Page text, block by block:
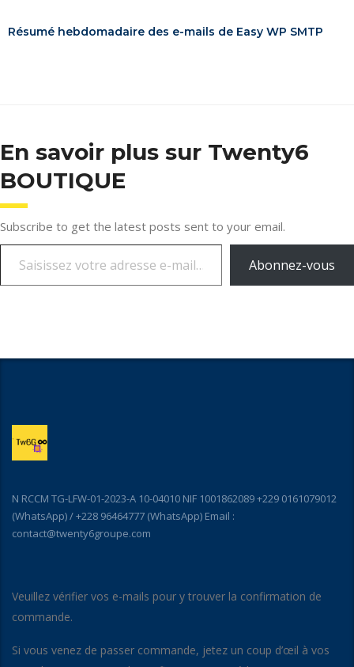
Résumé hebdomadaire des e-mails de Easy WP SMTP
En savoir plus sur Twenty6
BOUTIQUE
Subscribe to get the latest posts sent to your email.
Abonnez-vous
N RCCM TG-LFW-01-2023-A 10-04010 NIF 1001862089 +229 0161079012
(WhatsApp) / +228 96464777 (WhatsApp) Email :
contact@twenty6groupe.com
Veuillez vérifier vos e-mails pour y trouver la confirmation de
commande.
Si vous venez de passer commande, jetez un coup d’œil à vos